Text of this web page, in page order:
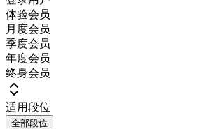
体验会员
月度会员
季度会员
年度会员
终身会员
适用段位
全部段位